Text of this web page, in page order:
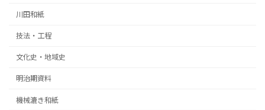
川田和紙
技法・工程
文化史・地域史
明治期資料
機械漉き和紙